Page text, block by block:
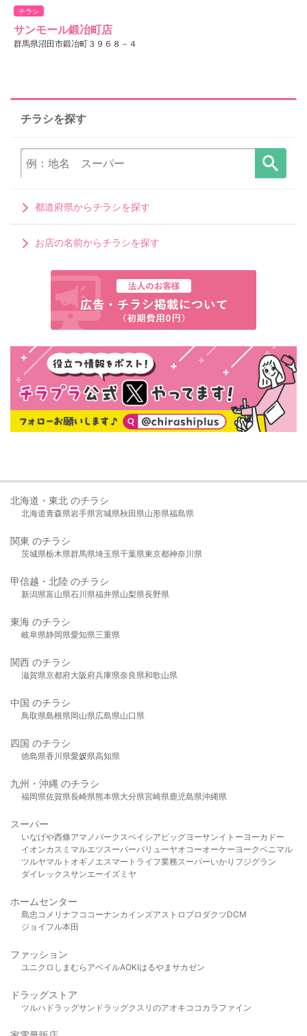
チラシ
サンモール鍛冶町店
群馬県沼田市鍛冶町３９６８－４
チラシを探す
都道府県からチラシを探す
お店の名前からチラシを探す
北海道・東北 のチラシ
北海道青森県岩手県宮城県秋田県山形県福島県
関東 のチラシ
茨城県栃木県群馬県埼玉県千葉県東京都神奈川県
甲信越・北陸 のチラシ
新潟県富山県石川県福井県山梨県長野県
東海 のチラシ
岐阜県静岡県愛知県三重県
関西 のチラシ
滋賀県京都府大阪府兵庫県奈良県和歌山県
中国 のチラシ
鳥取県島根県岡山県広島県山口県
四国 のチラシ
徳島県香川県愛媛県高知県
九州・沖縄 のチラシ
福岡県佐賀県長崎県熊本県大分県宮崎県鹿児島県沖縄県
スーパー
いなげや西條アマノパークスベイシア ビッグヨーサンイトーヨーカドー
イオンカスミ マルエツスーパーバリューヤオコーオーケー ヨークベニマル
ツルヤマルト オギノ エスマート ライフ業務スーパーいかり フジグラン
ダイレックスサンエーイズミヤ
ホームセンター
島忠 コメリ ナフコ コーナンカインズアストロプロダクツDCM
ジョイフル本田
ファッション
ユニクロ しまむら アベイルAOKIはるやま サカゼン
ドラッグストア
ツルハドラッグサンドラッグクスリのアオキ ココカラファイン